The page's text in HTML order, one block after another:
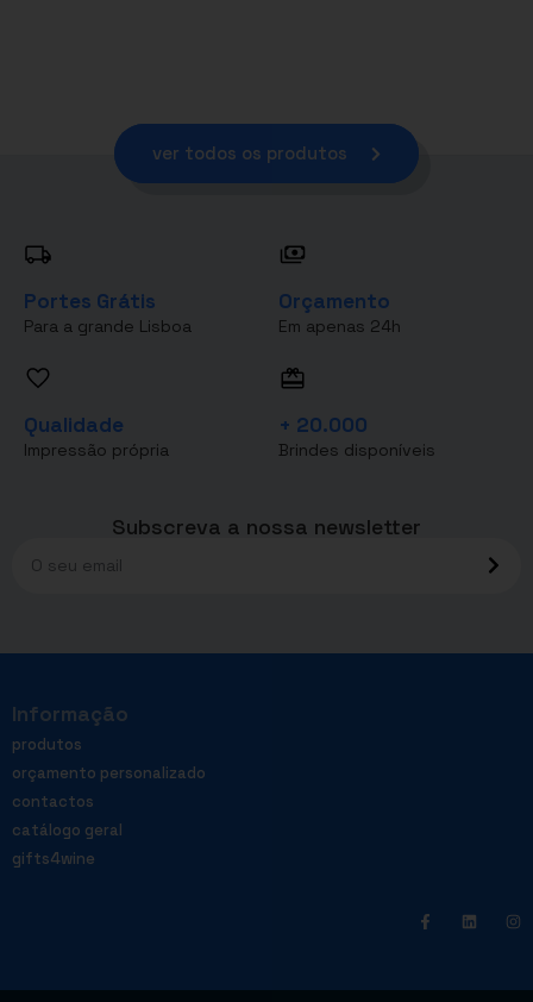
ver todos os produtos
Portes Grátis
Para a grande Lisboa
Orçamento
Em apenas 24h
Qualidade
Impressão própria
+ 20.000
Brindes disponíveis
Subscreva a nossa newsletter
Informação
produtos
orçamento personalizado
contactos
catálogo geral
gifts4wine